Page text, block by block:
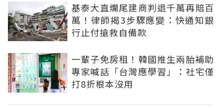
基泰大直爛尾建商判退千萬再賠百
萬！律師揭3步驟應變：快通知銀
行止付搶救自備款
一輩子免房租！韓國推生兩胎補助
專家喊話「台灣應學習」：社宅僅
打8折根本沒用